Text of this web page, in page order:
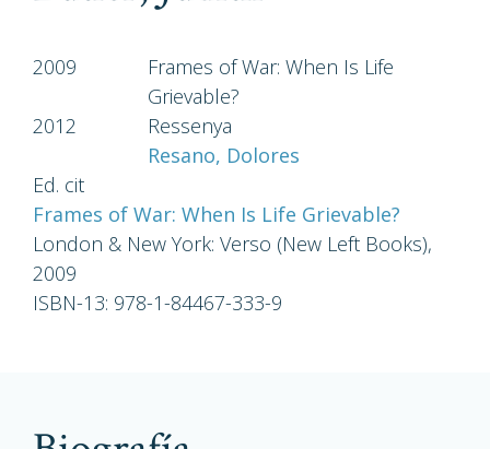
2009
Frames of War: When Is Life
Grievable?
2012
Ressenya
Resano, Dolores
Ed. cit
Frames of War: When Is Life Grievable?
London & New York: Verso (New Left Books),
2009
ISBN-13: 978-1-84467-333-9